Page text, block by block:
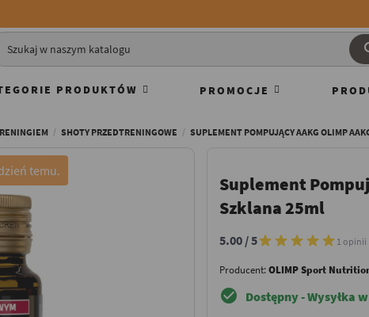
PRODUKTÓW PROMOCJE
SHOTY PRZEDTRENINGOWE SUPLEMENT POMPUJĄCY AAKG OLIMP
Suplement
Szklana 25ml
5.00 / 5 1 opinii
Producent:OLIMP Sport
check_circle Dostępny - Wysyłka